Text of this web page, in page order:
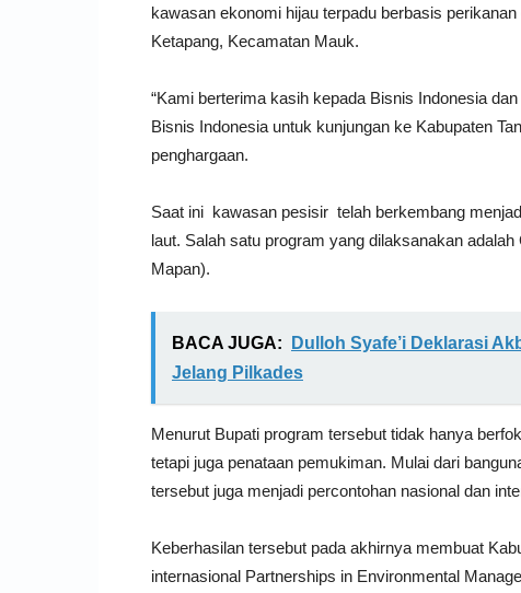
kawasan ekonomi hijau terpadu berbasis
Ketapang, Kecamatan Mauk.
“Kami berterima kasih kepada Bisnis Indonesia
Bisnis Indonesia untuk kunjungan ke Kabupaten
penghargaan.
Saat ini kawasan pesisir telah berkembang
laut. Salah satu program yang dilaksanakan
Mapan).
BACA JUGA:
Dulloh Syafe’i Deklarasi
Jelang Pilkades
Menurut Bupati program tersebut tidak hanya
tetapi juga penataan pemukiman. Mulai dari
tersebut juga menjadi percontohan nasional dan
Keberhasilan tersebut pada akhirnya membuat
internasional Partnerships in Environmental